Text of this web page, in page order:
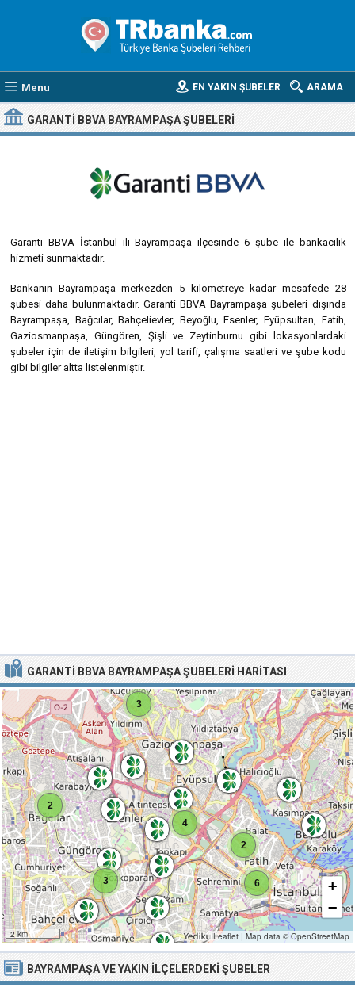
Menu ARAMA
EN YAKIN ŞUBELER
GARANTI BBVA BAYRAMPAŞA ŞUBELERI
Garanti BBVA İstanbul ili Bayrampaşa ilçesinde 6 şube ile bankacılık
hizmeti sunmaktadır.
Bankanın Bayrampaşa merkezden 5 kilometreye kadar mesafede 28
şubesi daha bulunmaktadır. Garanti BBVA Bayrampaşa şubeleri dışında
Bayrampaşa, Bağcılar, Bahçelievler, Beyoğlu, Esenler, Eyüpsultan, Fatih,
Gaziosmanpaşa, Güngören, Şişli ve Zeytinburnu gibi lokasyonlardaki
şubeler için de iletişim bilgileri, yol tarifi, çalışma saatleri ve şube kodu
gibi bilgiler altta listelenmiştir.
GARANTI BBVA BAYRAMPAŞA ŞUBELERI HARITASI
2
6
3
2
3
4
2 km
+
−
Leaflet | Map data ©OpenStreetMap
BAYRAMPAŞA VE YAKIN İLÇELERDEKI ŞUBELER